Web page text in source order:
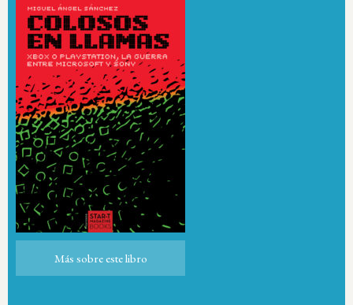
Más sobre este libro